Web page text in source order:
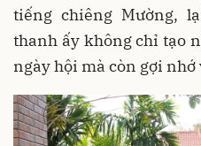
tiếng chiêng Mường,
thanh ấy không chỉ tạo
ngày hội mà còn gợi nhớ